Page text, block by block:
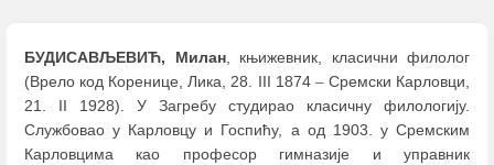
БУДИСАВЉЕВИЋ, Милан, књижевник, класични филолог
(Врело код Коренице, Лика, 28. III 1874 –Сремски Карловци,
21. II 1928). У Загребу студирао класичну филологију.
Службовао у Карловцу и Госпићу, а од 1903. у Сремским
Карловцима као професор гимназије и управник